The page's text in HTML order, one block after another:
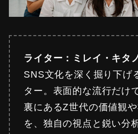
ライター：ミレイ・キタ
SNS文化を深く掘り下げ
ター。表面的な流行だけ
裏にあるZ世代の価値観
を、独自の視点と鋭い分